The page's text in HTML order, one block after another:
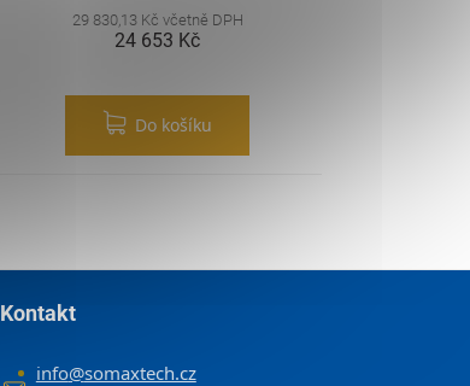
29 830,13 Kč včetně DPH
24 653 Kč
Do košíku
Kontakt
info@somaxtech.cz